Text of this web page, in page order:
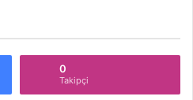
0
Takipçi